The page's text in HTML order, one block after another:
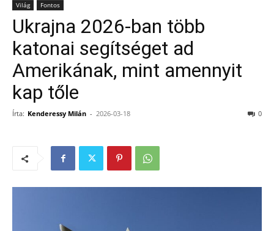
Világ Fontos
Ukrajna 2026-ban több
katonai segítséget ad
Amerikának, mint amennyit
kap tőle
Írta: Kenderessy Milán - 2026-03-18 0